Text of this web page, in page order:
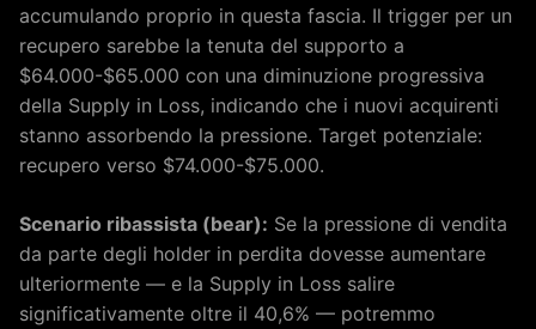
accumulando proprio in questa fascia. Il trigger per un
recupero sarebbe la tenuta del supporto a
$64.000-$65.000 con una diminuzione progressiva
della Supply in Loss, indicando che i nuovi acquirenti
stanno assorbendo la pressione. Target potenziale:
recupero verso $74.000-$75.000.
Scenario ribassista (bear): Se la pressione di vendita
da parte degli holder in perdita dovesse aumentare
ulteriormente — e la Supply in Loss salire
significativamente oltre il 40,6% — potremmo